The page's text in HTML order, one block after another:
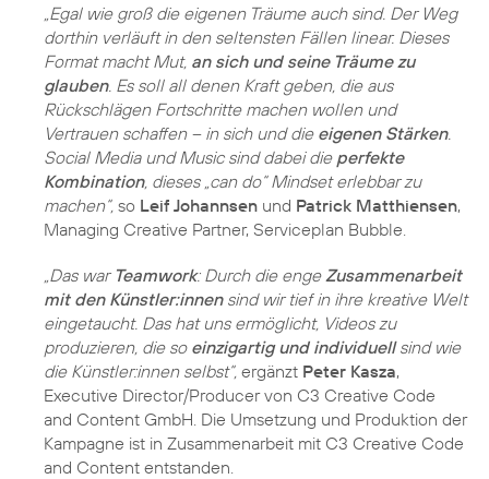
„Egal wie groß die eigenen Träume auch sind. Der Weg
dorthin verläuft in den seltensten Fällen linear. Dieses
Format macht Mut, an sich und seine Träume zu
glauben. Es soll all denen Kraft geben, die aus
Rückschlägen Fortschritte machen wollen und
Vertrauen schaffen – in sich und die eigenen Stärken.
Social Media und Music sind dabei die perfekte
Kombination, dieses „can do“ Mindset erlebbar zu
machen“, so Leif Johannsen und Patrick Matthiensen,
Managing Creative Partner, Serviceplan Bubble.
„Das war Teamwork: Durch die enge Zusammenarbeit
mit den Künstler:innensind wir tief in ihre kreative Welt
eingetaucht. Das hat uns ermöglicht, Videos zu
produzieren, die so einzigartig und individuellsind wie
die Künstler:innen selbst“, ergänzt Peter Kasza,
Executive Director/Producer von C3 Creative Code
and Content GmbH. Die Umsetzung und Produktion der
Kampagne ist in Zusammenarbeit mit C3 Creative Code
and Content entstanden.